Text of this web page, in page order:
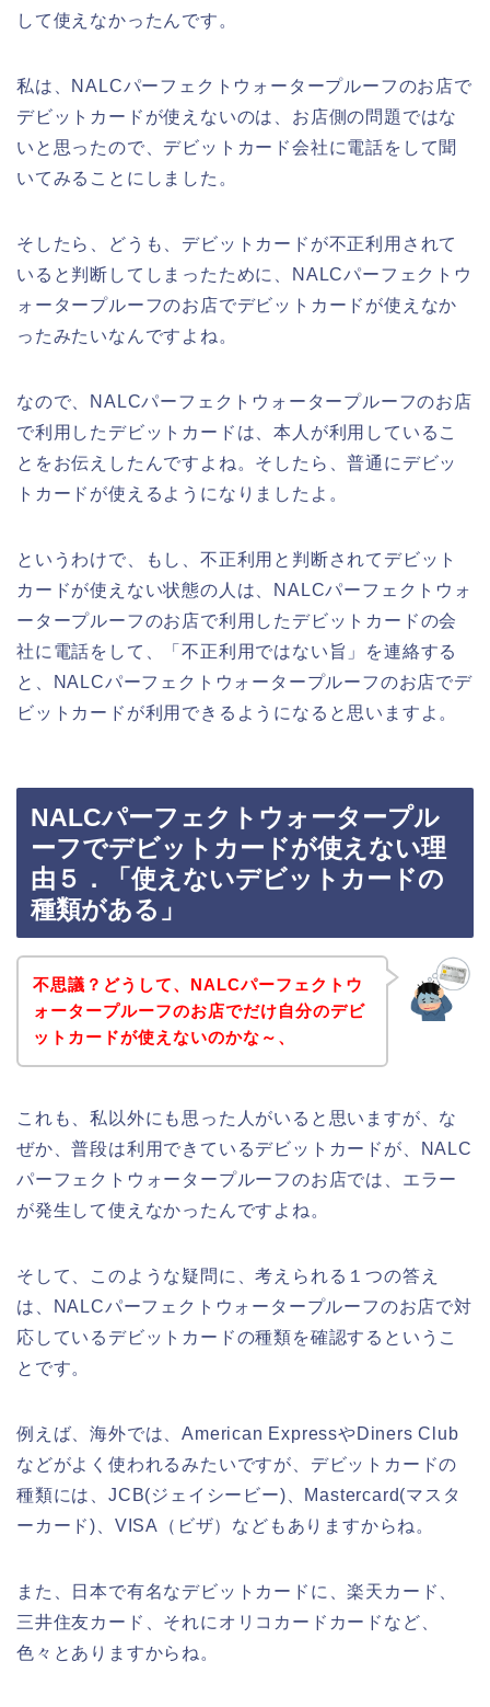
して使えなかったんです。
私は、NALCパーフェクトウォータープルーフのお店で
デビットカードが使えないのは、お店側の問題ではな
いと思ったので、デビットカード会社に電話をして聞
いてみることにしました。
そしたら、どうも、デビットカードが不正利用されて
いると判断してしまったために、NALCパーフェクトウ
ォータープルーフのお店でデビットカードが使えなか
ったみたいなんですよね。
なので、NALCパーフェクトウォータープルーフのお店
で利用したデビットカードは、本人が利用しているこ
とをお伝えしたんですよね。そしたら、普通にデビッ
トカードが使えるようになりましたよ。
というわけで、もし、不正利用と判断されてデビット
カードが使えない状態の人は、NALCパーフェクトウォ
ータープルーフのお店で利用したデビットカードの会
社に電話をして、「不正利用ではない旨」を連絡する
と、NALCパーフェクトウォータープルーフのお店でデ
ビットカードが利用できるようになると思いますよ。
NALCパーフェクトウォータープル
ーフでデビットカードが使えない理
由５．「使えないデビットカードの
種類がある」
不思議？どうして、NALCパーフェクトウ
ォータープルーフのお店でだけ自分のデビ
ットカードが使えないのかな～、
これも、私以外にも思った人がいると思いますが、な
ぜか、普段は利用できているデビットカードが、NALC
パーフェクトウォータープルーフのお店では、エラー
が発生して使えなかったんですよね。
そして、このような疑問に、考えられる１つの答え
は、NALCパーフェクトウォータープルーフのお店で対
応しているデビットカードの種類を確認するというこ
とです。
例えば、海外では、American ExpressやDiners Club
などがよく使われるみたいですが、デビットカードの
種類には、JCB(ジェイシービー)、Mastercard(マスタ
ーカード)、VISA（ビザ）などもありますからね。
また、日本で有名なデビットカードに、楽天カード、
三井住友カード、それにオリコカードカードなど、
色々とありますからね。